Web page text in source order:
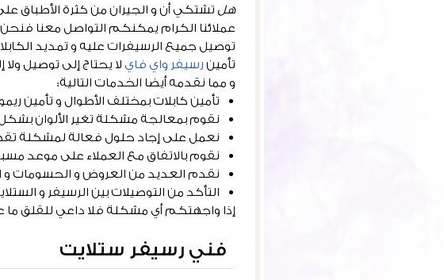
هل تشتكي أن و الجيران من كثرة الأطباق
عملائنا الكرام يمكنكم التواصل معنا
توصيل جميع الرسيفرات عليه و تمديد
تأمينرسيفر واي فايلا يحتاج إلى توصيل
و مما نقدمه أيضا الخدمات التالية:
تأمين كابلات بمختلف الأطوال و تأمين
نقوم بمعالجة مشكلة تغير الألوان
نعمل على إجاد حلول فعالة لمشكلة
نقوم بالاتفاق مع العملاء على موعد
نقدم العديد من العروض و الحسومات و
التأكد من التوصيلات بين الرسيفر و
إذا واجهتكم أي مشكلة فلا داعي للقلق ما
فني رسيفر ستلايت